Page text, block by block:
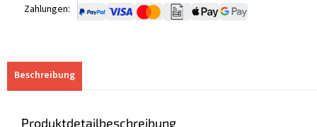
Zahlungen:
Beschreibung
Produktdetailbeschreibung